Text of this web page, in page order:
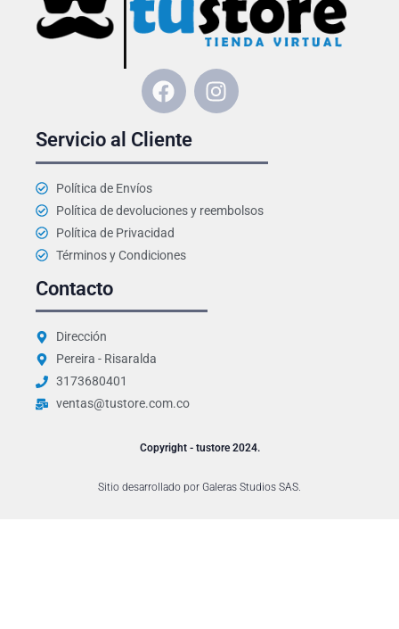
F
a
e
b
o
k
I
n
a
r
Servicio al Cliente
Política de Envíos
Política de devoluciones y reembolsos
Política de Privacidad
Términos y Condiciones
Contacto
Dirección
Pereira - Risaralda
3173680401
ventas@tustore.com.co
Copyright - tustore 2024.
Sitio desarrollado por Galeras Studios SAS.